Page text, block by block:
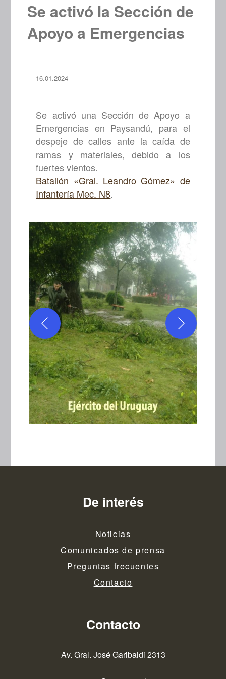
Se activó la Sección de
Apoyo a Emergencias
16.01.2024
Se activó una Sección de Apoyo a
Emergencias en Paysandú, para el
despeje de calles ante la caída de
ramas y materiales, debido a los
fuertes vientos.
Batallón «Gral. Leandro Gómez» de
Infantería Mec. N8.
De interés
Noticias
Comunicados de prensa
Preguntas frecuentes
Contacto
Contacto
Av. Gral. José Garibaldi 2313